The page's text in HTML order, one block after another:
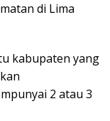
di Lima
kabupaten yang
2 atau 3